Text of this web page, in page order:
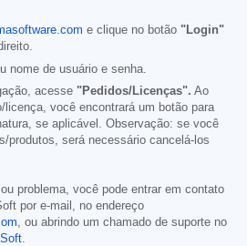
e clique no botão "Login"
nome de usuário e senha.
acesse "Pedidos/Licenças". Ao
licença, você encontrará um botão para
se aplicável. Observação: se você
produtos, será necessário cancelá-los
problema, você pode entrar em contato
por e-mail, no endereço
, ou abrindo um chamado de suporte no
.